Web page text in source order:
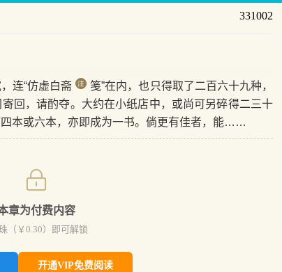
331002
连“仿虚白斋
笺”在内，也只得取了二百六十九种，
回，请酌夺。大约在小纸店中，或尚可另碎得二三十
本或六本，亦即成为一书。倘更有佳者，能……
章为付费内容
（￥ 0.30）即可解锁
开通VIP免费阅读